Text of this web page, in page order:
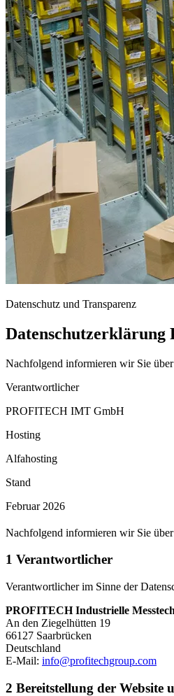
Datenschutz und Transparenz
Datenschutzerklärung
Nachfolgend informieren wir Sie
Verantwortlicher
PROFITECH IMT GmbH
Hosting
Alfahosting
Stand
Februar 2026
Nachfolgend informieren wir Sie
1 Verantwortlicher
Verantwortlicher im Sinne der
PROFITECH Industrielle
An den Ziegelhütten 19
66127 Saarbrücken
Deutschland
E-Mail: info@profitechgroup.com
2 Bereitstellung der Website